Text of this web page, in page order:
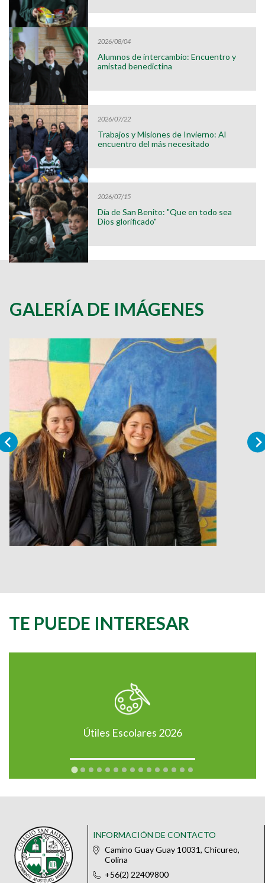
2026/08/04
Alumnos de intercambio: Encuentro y
amistad benedictina
2026/07/22
Trabajos y Misiones de Invierno: Al
encuentro del más necesitado
2026/07/15
Día de San Benito: "Que en todo sea
Dios glorificado"
GALERÍA DE IMÁGENES
TE PUEDE INTERESAR
Útiles Escolares 2026
INFORMACIÓN DE CONTACTO
Camino Guay Guay 10031, Chicureo,
Colina
+56(2) 22409800